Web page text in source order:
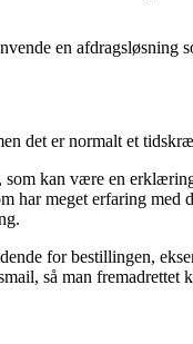
en afdragsløsning
det er normalt et
kan være en
har meget erfaring med
for bestillingen,
så man fremadrettet